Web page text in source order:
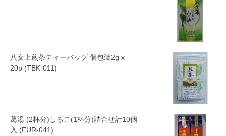
八女上煎茶ティーバッグ 個包装2g x
20p (TBK-011)
葛湯 (2杯分)しるこ(1杯分)詰合せ計10個
入 (FUR-041)